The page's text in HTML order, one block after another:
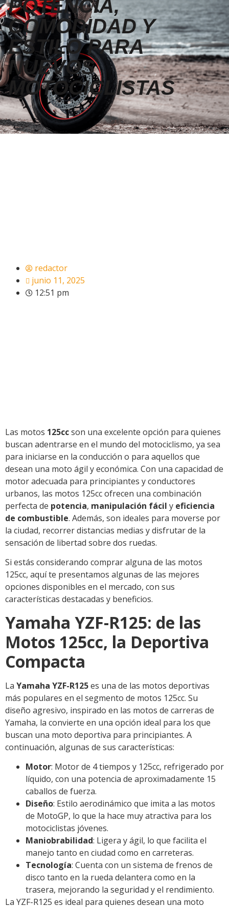
POTENCIA,
COMODIDAD Y
ESTILO PARA
NUEVOS
MOTOCICLISTAS
redactor
junio 11, 2025
12:51 pm
Las motos 125ccson una excelente opción para quienes
buscan adentrarse en el mundo del motociclismo, ya sea
para iniciarse en la conducción o para aquellos que
desean una moto ágil y económica. Con una capacidad de
motor adecuada para principiantes y conductores
urbanos, las motos 125cc ofrecen una combinación
perfecta de potencia, manipulación fácil y eficiencia
de combustible. Además, son ideales para moverse por
la ciudad, recorrer distancias medias y disfrutar de la
sensación de libertad sobre dos ruedas.
Si estás considerando comprar alguna de las motos
125cc, aquí te presentamos algunas de las mejores
opciones disponibles en el mercado, con sus
características destacadas y beneficios.
Yamaha YZF-R125: de las
Motos 125cc, la Deportiva
Compacta
La Yamaha YZF-R125es una de las motos deportivas
más populares en el segmento de motos 125cc. Su
diseño agresivo, inspirado en las motos de carreras de
Yamaha, la convierte en una opción ideal para los que
buscan una moto deportiva para principiantes. A
continuación, algunas de sus características:
Motor: Motor de 4 tiempos y 125cc, refrigerado por
líquido, con una potencia de aproximadamente 15
caballos de fuerza.
Diseño: Estilo aerodinámico que imita a las motos
de MotoGP, lo que la hace muy atractiva para los
motociclistas jóvenes.
Maniobrabilidad: Ligera y ágil, lo que facilita el
manejo tanto en ciudad como en carreteras.
Tecnología: Cuenta con un sistema de frenos de
disco tanto en la rueda delantera como en la
trasera, mejorando la seguridad y el rendimiento.
La YZF-R125 es ideal para quienes desean una moto